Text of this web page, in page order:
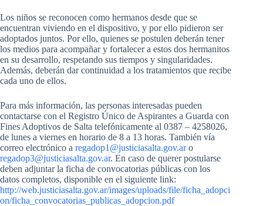
Los niños se reconocen como hermanos desde que se
encuentran viviendo en el dispositivo, y por ello pidieron ser
adoptados juntos. Por ello, quienes se postulen deberán tener
los medios para acompañar y fortalecer a estos dos hermanitos
en su desarrollo, respetando sus tiempos y singularidades.
Además, deberán dar continuidad a los tratamientos que recibe
cada uno de ellos.
Para más información, las personas interesadas pueden
contactarse con el Registro Único de Aspirantes a Guarda con
Fines Adoptivos de Salta telefónicamente al 0387 – 4258026,
de lunes a viernes en horario de 8 a 13 horas. También vía
correo electrónico a regadop1@justiciasalta.gov.aro
regadop3@justiciasalta.gov.ar. En caso de querer postularse
deben adjuntar la ficha de convocatorias públicas con los
datos completos, disponible en el siguiente link:
http://web.justiciasalta.gov.ar/images/uploads/file/ficha_adopci
on/ficha_convocatorias_publicas_adopcion.pdf